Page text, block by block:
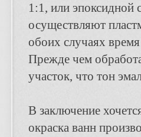
1:1, или
осуществляют
обоих случаях
Прежде чем
участок, что тон
В заключение
окраска ванн